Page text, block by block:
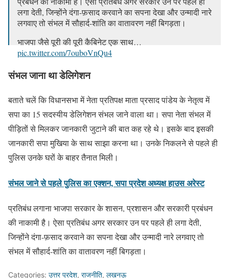
लगा देती, जिन्होंने दंगा-फ़साद करवाने का सपना देखा और उन्मादी नारे
लगवाए तो संभल में सौहार्द-शांति का वातावरण नहीं बिगड़ता।
भाजपा जैसे पूरी की पूरी कैबिनेट एक साथ…
pic.twitter.com/7ouboVnQu4
— Akhilesh Yadav (@yadavakhilesh)
संभल जाना था डेलिगेशन
बताते चलें कि विधानसभा में नेता प्रतिपक्ष माता प्रसाद पांडेय के नेतृत्व में
सपा का 15 सदस्यीय डेलिगेशन संभल जाने वाला था। सपा नेता संभल में
पीड़ितों से मिलकर जानकारी जुटाने की बात कह रहे थे। इसके बाद इसकी
जानकारी सपा मुखिया के साथ साझा करना था। उनके निकलने से पहले ही
पुलिस उनके घरों के बाहर तैनात मिली।
संभल जाने से पहले पुलिस का एक्शन, सपा प्रदेश अध्यक्ष हाउस अरेस्ट
प्रतिबंध लगाना भाजपा सरकार के शासन, प्रशासन और सरकारी प्रबंधन
की नाकामी है। ऐसा प्रतिबंध अगर सरकार उन पर पहले ही लगा देती,
जिन्होंने दंगा-फ़साद करवाने का सपना देखा और उन्मादी नारे लगवाए तो
संभल में सौहार्द-शांति का वातावरण नहीं बिगड़ता।
Categories: उत्तर प्रदेश, राजनीति, लखनऊ